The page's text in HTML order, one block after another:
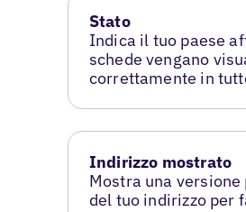
Stato
Indica il tuo paese
schede vengano
correttamente in
Indirizzo mostrato
Mostra una
del tuo indirizzo per